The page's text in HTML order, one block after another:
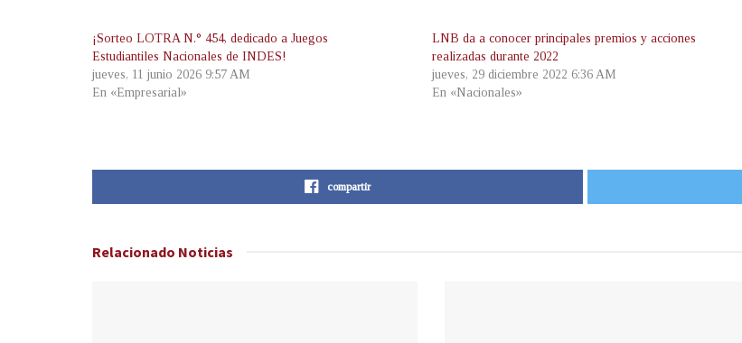
¡Sorteo LOTRA N.° 454, dedicado a Juegos
Estudiantiles Nacionales de INDES!
jueves, 11 junio 2026 9:57 AM
En «Empresarial»
LNB da a conocer principales premios y acciones
realizadas durante 2022
jueves, 29 diciembre 2022 6:36 AM
En «Nacionales»
compartir
Relacionado Noticias